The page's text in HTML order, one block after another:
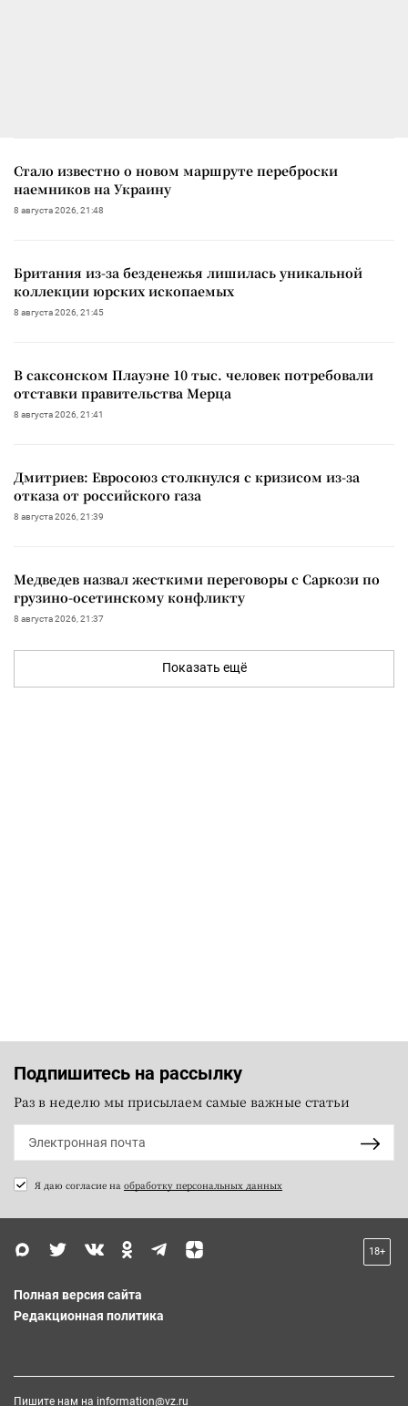
Стало известно о новом маршруте переброски
наемников на Украину
8 августа 2026, 21:48
Британия из-за безденежья лишилась уникальной
коллекции юрских ископаемых
8 августа 2026, 21:45
В саксонском Плауэне 10 тыс. человек потребовали
отставки правительства Мерца
8 августа 2026, 21:41
Дмитриев: Евросоюз столкнулся с кризисом из-за
отказа от российского газа
8 августа 2026, 21:39
Медведев назвал жесткими переговоры с Саркози по
грузино-осетинскому конфликту
8 августа 2026, 21:37
Показать ещё
Подпишитесь на рассылку
Раз в неделю мы присылаем самые важные статьи
Я даю согласие на обработку персональных данных
18+
Полная версия сайта
Редакционная политика
Пишите нам на information@vz.ru